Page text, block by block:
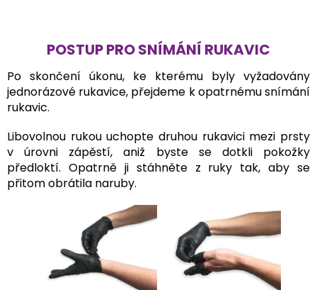
POSTUP PRO SNÍMÁNÍ RUKAVIC
Po skončení úkonu, ke kterému byly vyžadovány
jednorázové rukavice, přejdeme k opatrnému snímání
rukavic.
Libovolnou rukou uchopte druhou rukavici mezi prsty
v úrovni zápěstí, aniž byste se dotkli pokožky
předloktí. Opatrně ji stáhněte z ruky tak, aby se
přitom obrátila naruby.